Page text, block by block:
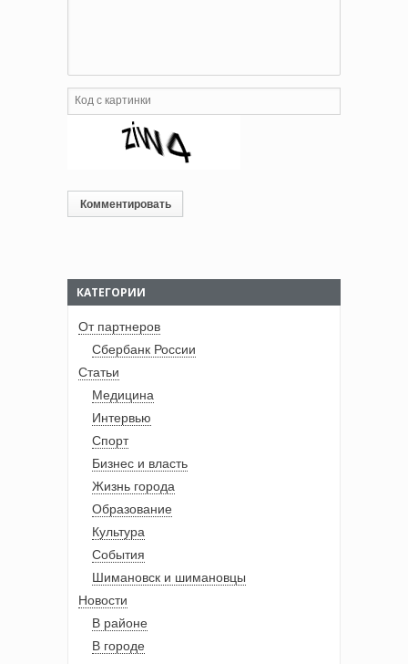
КАТЕГОРИИ
От партнеров
Сбербанк России
Статьи
Медицина
Интервью
Спорт
Бизнес и власть
Жизнь города
Образование
Культура
События
Шимановск и шимановцы
Новости
В районе
В городе